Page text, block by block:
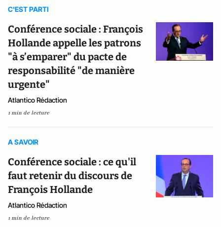
C'EST PARTI
Conférence sociale : François
Hollande appelle les patrons
"à s’emparer" du pacte de
responsabilité "de manière
urgente"
Atlantico Rédaction
1 min de lecture
A SAVOIR
Conférence sociale : ce qu'il
faut retenir du discours de
François Hollande
Atlantico Rédaction
1 min de lecture